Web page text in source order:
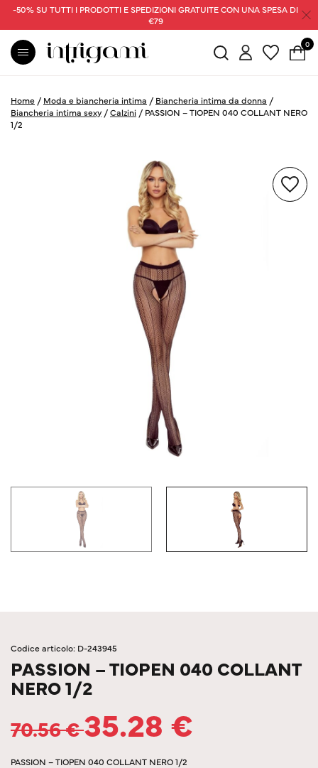
-50% SU TUTTI I PRODOTTI E SPEDIZIONI GRATUITE CON UNA SPESA DI
€79
0
Home / Moda e biancheria intima / Biancheria intima da donna /
Biancheria intima sexy /Calzini / PASSION – TIOPEN 040 COLLANT NERO
1/2
Codice articolo: D-243945
PASSION – TIOPEN 040 COLLANT
NERO 1/2
70.56€35.28 €
PASSION – TIOPEN 040 COLLANT NERO 1/2